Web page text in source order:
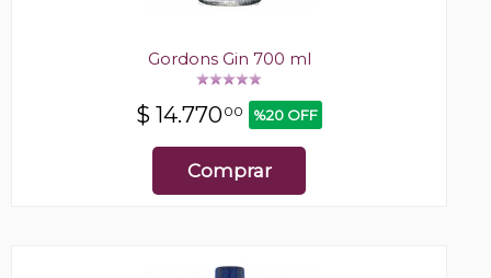
Gordons Gin 700 ml
$ 14.77000 %20 OFF
Comprar